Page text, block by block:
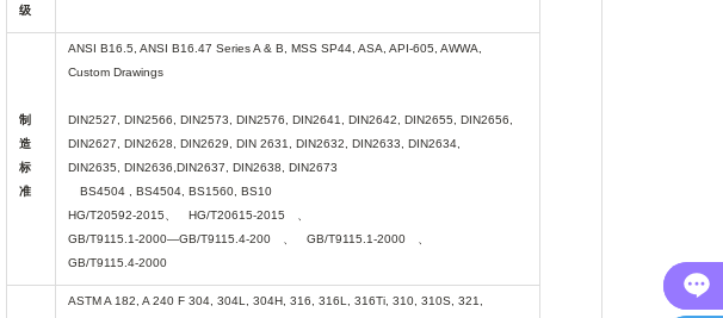
级
制
造
标
准
ANSI B16.5, ANSI B16.47 Series A & B, MSS SP44, ASA, API-605, AWWA,
Custom Drawings
DIN2527, DIN2566, DIN2573, DIN2576, DIN2641, DIN2642, DIN2655, DIN2656,
DIN2627, DIN2628, DIN2629, DIN 2631, DIN2632, DIN2633, DIN2634,
DIN2635, DIN2636,DIN2637, DIN2638, DIN2673
BS4504 , BS4504, BS1560, BS10
HG/T20592-2015
HG/T20615-2015
GB/T9115.1-2000—GB/T9115.4-200
GB/T9115.1-2000
GB/T9115.4-2000
ASTM A 182, A 240 F 304, 304L, 304H, 316, 316L, 316Ti, 310, 310S, 321,